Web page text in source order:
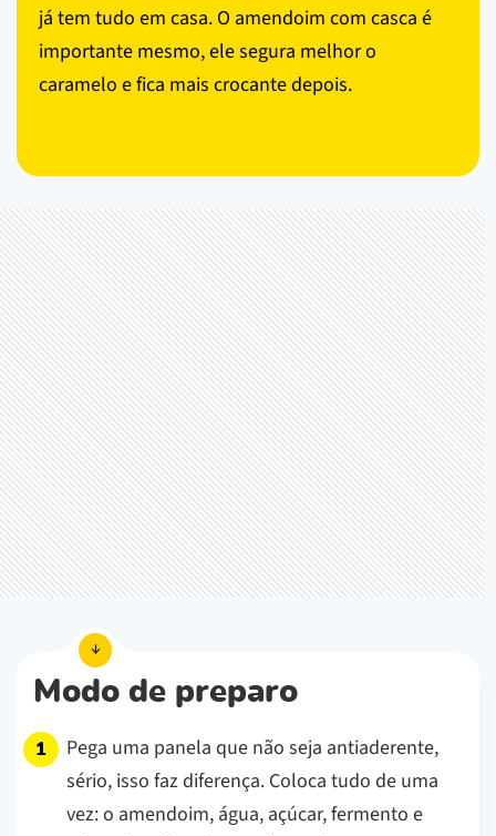
já tem tudo em casa. O amendoim com casca é
importante mesmo, ele segura melhor o
caramelo e fica mais crocante depois.
Modo de preparo
Pega uma panela que não seja antiaderente,
sério, isso faz diferença. Coloca tudo de uma
vez: o amendoim, água, açúcar, fermento e